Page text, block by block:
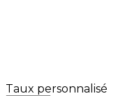
Taux personnalisé